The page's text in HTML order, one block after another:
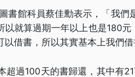
書館科員蔡佳勳表示，「我
以就算過期一年以上也是180
以借書，所以其實基本上我們借
超過100天的書歸還，其中有